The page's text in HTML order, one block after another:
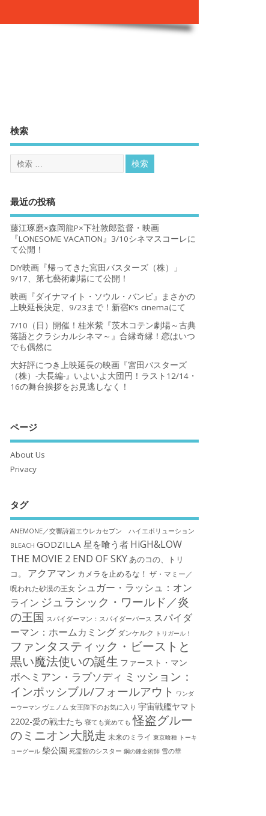
検索
最近の投稿
藤江琢磨×森岡龍P×下社敦郎監督・映画
『LONESOME VACATION』3/10シネマスコーレに
て公開！
DIY映画『帰ってきた宮田バスターズ（株）」
9/17、第七藝術劇場にて公開！
映画『ダイナマイト・ソウル・バンビ』まさかの
上映延長決定、9/23まで！新宿K’s cinemaにて
7/10（日）開催！桂米紫『茨木コテン劇場～古典
落語とクラシカルシネマ～』合縁奇縁！恋はいつ
でも偶然に
大好評につき上映延長の映画『宮田バスターズ
（株）-大長編-』いよいよ大団円！ラスト12/14・
16の舞台挨拶をお見逃しなく！
ページ
About Us
Privacy
タグ
ANEMONE／交響詩篇エウレカセブン ハイエボリューション
BLEACH GODZILLA 星を喰う者 HiGH&LOW
THE MOVIE 2 END OF SKY あのコの、トリ
コ。
アクアマン カメラを止めるな！ ザ・マミー／
呪われた砂漠の王女 シュガー・ラッシュ：オン
ライン ジュラシック・ワールド／炎
の王国 スパイダーマン：スパイダーバース スパイダ
ーマン：ホームカミング ダンケルク トリガール！
ファンタスティック・ビーストと
黒い魔法使いの誕生 ファースト・マン
ボヘミアン・ラプソディ ミッション：
インポッシブル/フォールアウト ワンダ
ーウーマン ヴェノム 女王陛下のお気に入り 宇宙戦艦ヤマト
2202-愛の戦士たち 寝ても覚めても 怪盗グルー
のミニオン大脱走 未来のミライ 東京喰種 トーキ
ョーグール 柴公園 死霊館のシスター 鋼の錬金術師 雪の華